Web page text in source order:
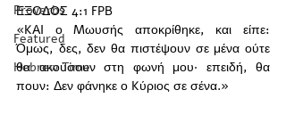
Proverbs
Featured
Hebrew Time
ΕΞΟΔΟΣ 4:1 FPB
«KAI ο Mωυσής αποκρίθηκε, και είπε:
Όμως, δες, δεν θα πιστέψουν σε μένα ούτε
θα ακούσουν στη φωνή μου· επειδή, θα
πουν: Δεν φάνηκε ο Kύριος σε σένα.»